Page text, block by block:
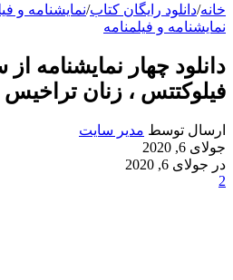
خانه/دانلود رایگان کتاب/نمایشنامه و
نمایشنامه و فیلمنامه
دانلود چهار نمایشنامه
فیلوکتتس ، زنان
ارسال توسط مدیر سایت
جولای 6, 2020
در جولای 6, 2020
2